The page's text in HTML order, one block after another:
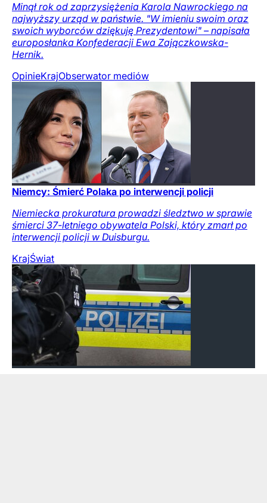
Minął rok od zaprzysiężenia Karola Nawrockiego na
najwyższy urząd w państwie. "W imieniu swoim oraz
swoich wyborców dziękuję Prezydentowi" – napisała
europosłanka Konfederacji Ewa Zajączkowska-
Hernik.
OpinieKrajObserwator mediów
Niemcy: Śmierć Polaka po interwencji policji
Niemiecka prokuratura prowadzi śledztwo w sprawie
śmierci 37-letniego obywatela Polski, który zmarł po
interwencji policji w Duisburgu.
KrajŚwiat